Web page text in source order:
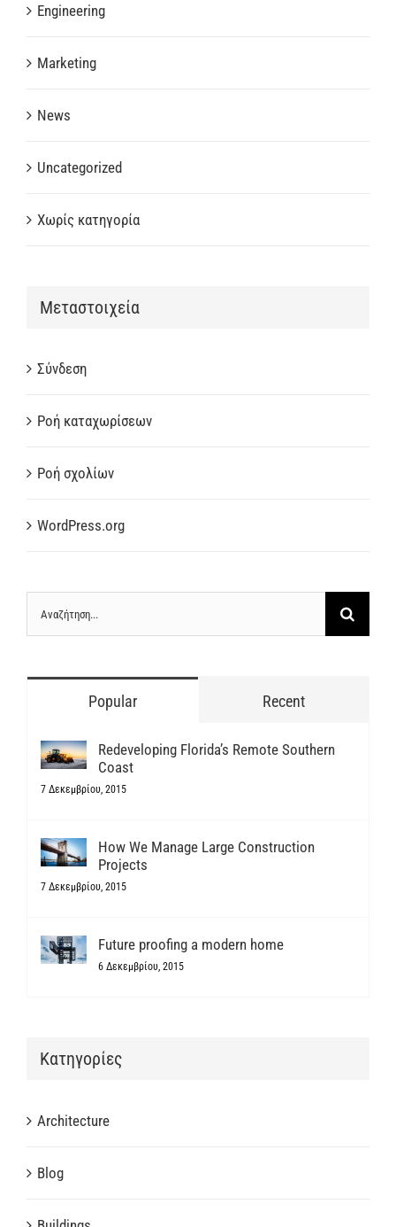
Engineering
Marketing
News
Uncategorized
Χωρίς κατηγορία
Μεταστοιχεία
Σύνδεση
Ροή καταχωρίσεων
Ροή σχολίων
WordPress.org
Αναζήτηση
...
Popular Recent
Redeveloping Florida’s Remote Southern
Coast
7 Δεκεμβρίου, 2015
How We Manage Large Construction
Projects
7 Δεκεμβρίου, 2015
Future proofing a modern home
6 Δεκεμβρίου, 2015
Kατηγορίες
Architecture
Blog